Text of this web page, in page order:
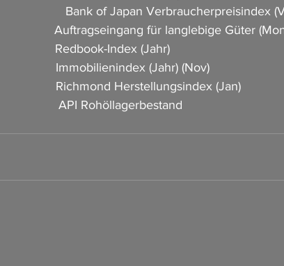
Bank of Japan
Auftragseingang für langlebige Güter
Redbook-Index (Jahr)
Immobilienindex (Jahr) (Nov)
Richmond Herstellungsindex
API